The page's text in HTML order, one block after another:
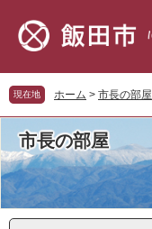
先
頭
で
す。
を
飛
ば
て
本
文
へ
現在地 ホーム > 市長の部屋
市長の部屋